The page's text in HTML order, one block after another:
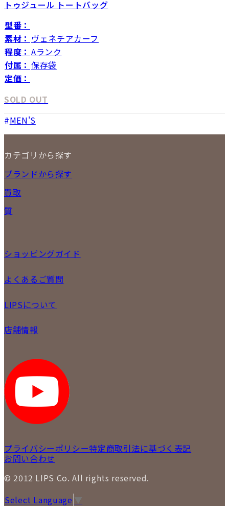
トゥジュール トートバッグ
型番：
素材： ヴェネチアカーフ
程度： Aランク
付属： 保存袋
定価：
SOLD OUT
MEN'S
カテゴリから探す
NEW ITEM
時計
小物
ブランドから探す
買取
宅配買取
委託販売
LINE査定
買取実績
質
ショッピングガイド
商品について
お支払いについて
保証について
よくあるご質問
商品について
質について
返品について
LIPSについて
各事業部の紹介
STAFFBLOG
SNS
店舗情報
LIPS 新宿店
LIPS 札幌パルコ店
LIPS 札幌白石店
LIPS 通信販売事業部
プライバシーポリシー特定商取引法に基づく表記
お問い合わせ
© 2012 LIPS Co. All rights reserved.
Select Language ▼